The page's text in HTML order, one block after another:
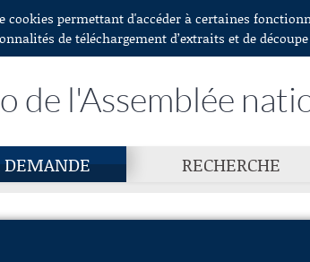
permettant d'accéder à certaines
de téléchargement d’extraits et de
de l'Assemblée
DEMANDE RECHERCHE